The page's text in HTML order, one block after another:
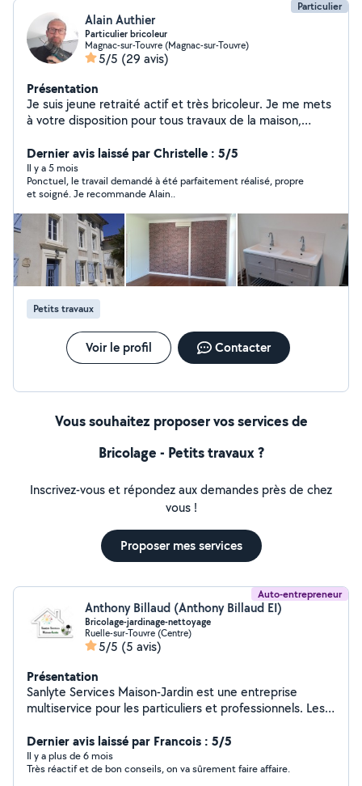
Particulier
Alain Authier
Particulier bricoleur
Magnac-sur-Touvre (Magnac-sur-Touvre)
5/5 (29 avis)
Présentation
Je suis jeune retraité actif et très bricoleur. Je me mets
à votre disposition pour tous travaux de la maison,
pose revêtement mural et sol.
Dernier avis laissé par Christelle : 5/5
Il y a 5 mois
Ponctuel, le travail demandé à été parfaitement réalisé, propre
et soigné. Je recommande Alain..
Petits travaux
Voir le profil Contacter
Vous souhaitez proposer vos services de
Bricolage - Petits travaux ?
Inscrivez-vous et répondez aux demandes près de chez
vous !
Proposer mes services
Auto-entrepreneur
Anthony Billaud (Anthony Billaud EI)
Bricolage-jardinage-nettoyage
Ruelle-sur-Touvre (Centre)
5/5 (5 avis)
Présentation
Sanlyte Services Maison-Jardin est une entreprise
multiservice pour les particuliers et professionnels. Les
intérieur ou extérieur (travaux de finition, petites
réparations, aménagement intérieur, montage de
mobilier, pose de clôture, pose de terrasse bois sur
Dernier avis laissé par Francois : 5/5
Il y a plus de 6 mois
Très réactif et de bon conseils, on va sûrement faire affaire.